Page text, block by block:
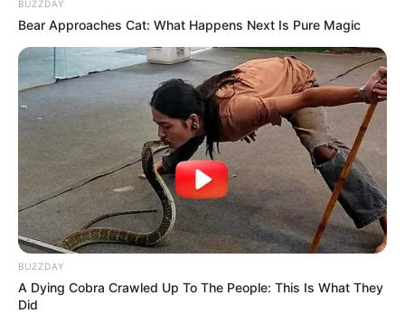
BUZZDAY
Bear Approaches Cat: What Happens Next Is Pure Magic
BUZZDAY
A Dying Cobra Crawled Up To The People: This Is What They
Did